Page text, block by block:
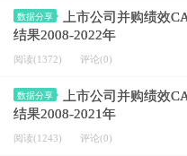
数据分享
上市公司并购绩效
结果2008-2022年
阅读(1372) 评论(0)
数据分享
上市公司并购绩效
结果2008-2021年
阅读(1243) 评论(0)